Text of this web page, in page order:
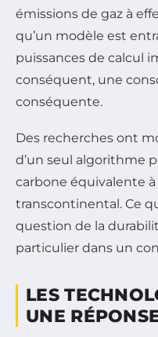
émissions de gaz à
qu’un modèle est
puissances de calcul
conséquent, une
conséquente.
Des recherches ont
d’un seul algorithme
carbone équivalente à
transcontinental. Ce
question de la
particulier dans un
LES
UNE